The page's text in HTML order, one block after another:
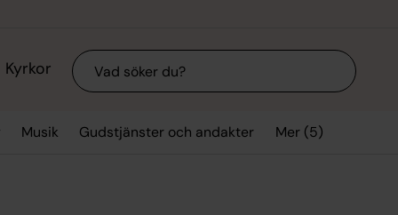
Kyrkor Sök
Musik Gudstjänster och andakter Mer (5)